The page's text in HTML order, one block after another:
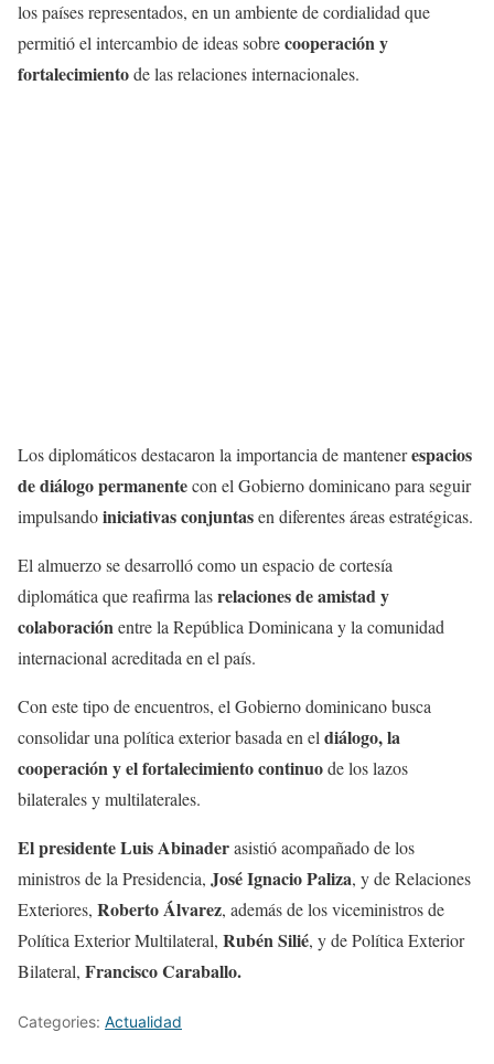
los países representados, en un ambiente de cordialidad que
permitió el intercambio de ideas sobrecooperación y
fortalecimientode las relaciones internacionales.
Los diplomáticos destacaron la importancia de mantenerespacios
de diálogo permanentecon el Gobierno dominicano para seguir
impulsandoiniciativas conjuntasen diferentes áreas estratégicas.
El almuerzo se desarrolló como un espacio de cortesía
diplomática que reafirma lasrelaciones de amistad y
colaboraciónentre la República Dominicana y la comunidad
internacional acreditada en el país.
Con este tipo de encuentros, el Gobierno dominicano busca
consolidar una política exterior basada en eldiálogo, la
cooperación y el fortalecimiento continuode los lazos
bilaterales y multilaterales.
El presidente Luis Abinaderasistió acompañado de los
ministros de la Presidencia, José Ignacio Paliza, y de Relaciones
Exteriores, Roberto Álvarez, además de los viceministros de
Política Exterior Multilateral, Rubén Silié, y de Política Exterior
Bilateral, Francisco Caraballo.
Categories: Actualidad